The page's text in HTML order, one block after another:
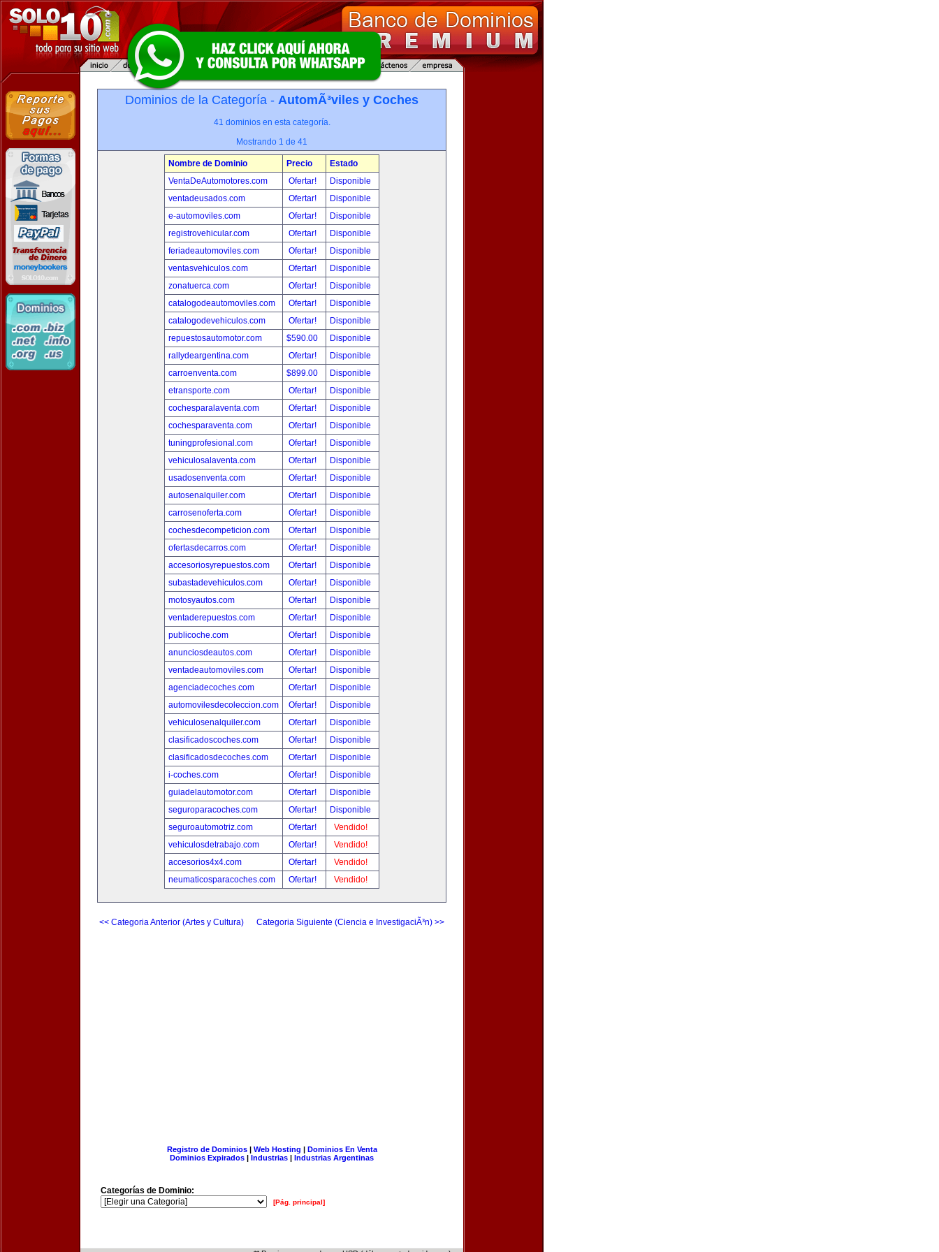
Dominios de la Categoría - AutomÃ³viles y Coches
41 dominios en esta categoría.
Mostrando 1 de 41
Nombre de Dominio Precio
Estado
VentaDeAutomotores.com
Ofertar!
Disponible
ventadeusados.com
Ofertar!
Disponible
e-automoviles.com
Ofertar!
Disponible
registrovehicular.com
Ofertar!
Disponible
feriadeautomoviles.com
Ofertar!
Disponible
ventasvehiculos.com
Ofertar!
Disponible
zonatuerca.com
Ofertar!
Disponible
catalogodeautomoviles.com
Ofertar!
Disponible
catalogodevehiculos.com
Ofertar!
Disponible
repuestosautomotor.com
$590.00
Disponible
rallydeargentina.com
Ofertar!
Disponible
carroenventa.com
$899.00
Disponible
etransporte.com
Ofertar!
Disponible
cochesparalaventa.com
Ofertar!
Disponible
cochesparaventa.com
Ofertar!
Disponible
tuningprofesional.com
Ofertar!
Disponible
vehiculosalaventa.com
Ofertar!
Disponible
usadosenventa.com
Ofertar!
Disponible
autosenalquiler.com
Ofertar!
Disponible
carrosenoferta.com
Ofertar!
Disponible
cochesdecompeticion.com
Ofertar!
Disponible
ofertasdecarros.com
Ofertar!
Disponible
accesoriosyrepuestos.com
Ofertar!
Disponible
subastadevehiculos.com
Ofertar!
Disponible
motosyautos.com
Ofertar!
Disponible
ventaderepuestos.com
Ofertar!
Disponible
publicoche.com
Ofertar!
Disponible
anunciosdeautos.com
Ofertar!
Disponible
ventadeautomoviles.com
Ofertar!
Disponible
agenciadecoches.com
Ofertar!
Disponible
automovilesdecoleccion.com
Ofertar!
Disponible
vehiculosenalquiler.com
Ofertar!
Disponible
clasificadoscoches.com
Ofertar!
Disponible
clasificadosdecoches.com
Ofertar!
Disponible
i-coches.com
Ofertar!
Disponible
guiadelautomotor.com
Ofertar!
Disponible
seguroparacoches.com
Ofertar!
Disponible
seguroautomotriz.com
Ofertar!
Vendido!
vehiculosdetrabajo.com
Ofertar!
Vendido!
accesorios4x4.com
Ofertar!
Vendido!
neumaticosparacoches.com
Ofertar! Vendido!
<< Categoria Anterior (Artes y Cultura) Categoria Siguiente (Ciencia e InvestigaciÃ³n) >>
Registro de Dominios| Web Hosting | Dominios En Venta
Dominios Expirados | Industrias | Industrias Argentinas
Categorías de Dominio:
[Pág. principal]